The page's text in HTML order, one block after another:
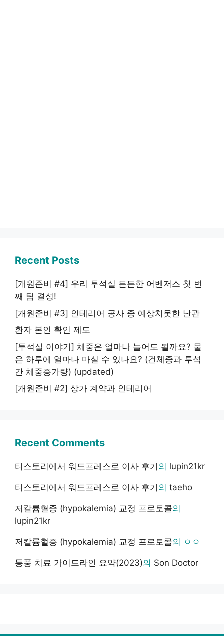
Recent Posts
[개원준비 #4] 우리 투석실 든든한 어벤저스 첫 번
째 팀 결성!
[개원준비 #3] 인테리어 공사 중 예상치못한 난관
환자 본인 확인 제도
[투석실 이야기] 체중은 얼마나 늘어도 될까요? 물
은 하루에 얼마나 마실 수 있나요? (건체중과 투석
간 체중증가량) (updated)
[개원준비 #2] 상가 계약과 인테리어
Recent Comments
티스토리에서 워드프레스로 이사 후기 의 lupin21kr
티스토리에서 워드프레스로 이사 후기 의 taeho
저칼륨혈증 (hypokalemia) 교정 프로토콜의
lupin21kr
저칼륨혈증 (hypokalemia) 교정 프로토콜의 ㅇㅇ
통풍 치료 가이드라인 요약(2023)의 Son Doctor